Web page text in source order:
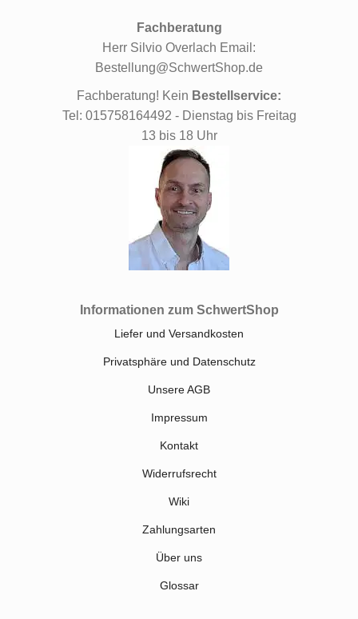
Fachberatung
Herr Silvio Overlach Email:
Bestellung@SchwertShop.de
Fachberatung! Kein Bestellservice:
Tel: 015758164492 - Dienstag bis Freitag
13 bis 18 Uhr
Informationen zum SchwertShop
Liefer und Versandkosten
Privatsphäre und Datenschutz
Unsere AGB
Impressum
Kontakt
Widerrufsrecht
Wiki
Zahlungsarten
Über uns
Glossar